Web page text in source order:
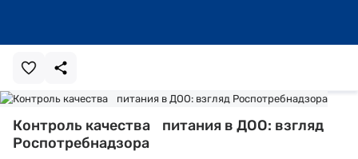
Контроль качества питания в ДОО: взгляд
Роспотребнадзора